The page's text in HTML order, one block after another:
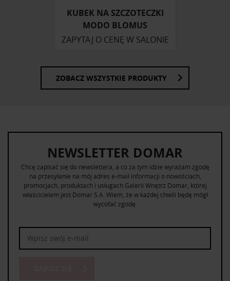
KUBEK NA SZCZOTECZKI
MODO BLOMUS
ZAPYTAJ O CENĘ W SALONIE
ZOBACZ WSZYSTKIE PRODUKTY
NEWSLETTER DOMAR
Chcę zapisać się do newslettera, a co za tym idzie wyrażam zgodę
na przesyłanie na mój adres e-mail informacji o nowościach,
promocjach, produktach i usługach Galerii Wnętrz Domar, której
właścicielem jest Domar S.A. Wiem, że w każdej chwili będę mógł
wycofać zgodę.